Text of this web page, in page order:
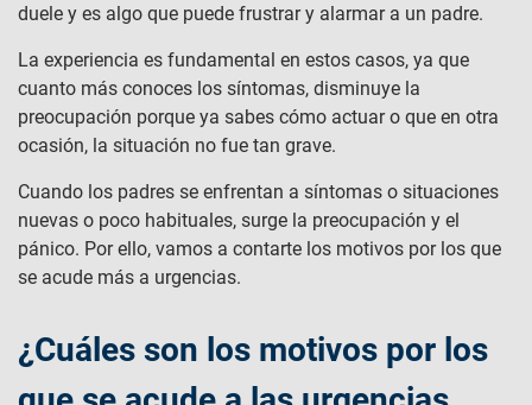
duele y es algo que puede frustrar y alarmar a un padre.
La experiencia es fundamental en estos casos, ya que
cuanto más conoces los síntomas, disminuye la
preocupación porque ya sabes cómo actuar o que en otra
ocasión, la situación no fue tan grave.
Cuando los padres se enfrentan a síntomas o situaciones
nuevas o poco habituales, surge la preocupación y el
pánico. Por ello, vamos a contarte los motivos por los que
se acude más a urgencias.
¿Cuáles son los motivos por los